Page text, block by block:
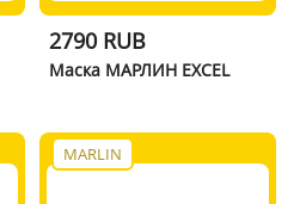
2790 RUB
Маска МАРЛИН EXCEL
MARLIN